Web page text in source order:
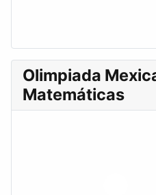
Olimpiada
Matemáticas